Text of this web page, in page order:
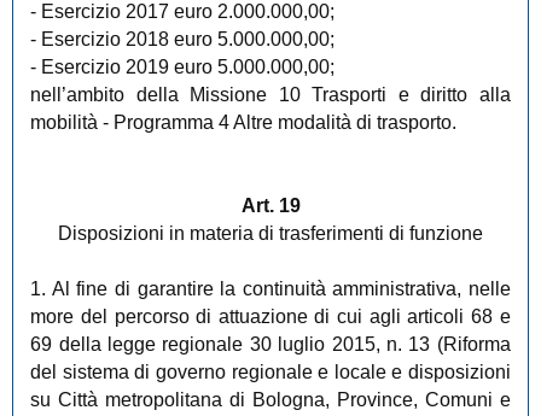
- Esercizio 2017 euro 2.000.000,00;
- Esercizio 2018 euro 5.000.000,00;
- Esercizio 2019 euro 5.000.000,00;
nell’ambito della Missione 10 Trasporti e diritto alla
mobilità - Programma 4 Altre modalità di trasporto.
Art. 19
Disposizioni in materia di trasferimenti di funzione
1. Al fine di garantire la continuità amministrativa, nelle
more del percorso di attuazione di cui agli articoli 68 e
69 della legge regionale 30 luglio 2015, n. 13 (Riforma
del sistema di governo regionale e locale e disposizioni
su Città metropolitana di Bologna, Province, Comuni e